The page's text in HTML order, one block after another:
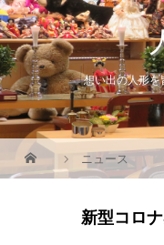
想い出の人形を
ニュース
新型コロ